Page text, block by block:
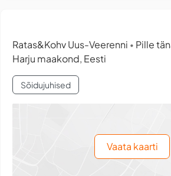
Ratas&Kohv Uus-Veerenni • Pille
Harju maakond, Eesti
Sõidujuhised
Vaata kaarti